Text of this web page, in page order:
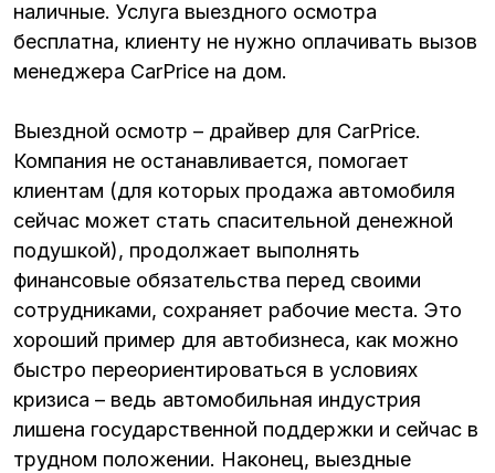
наличные. Услуга выездного осмотра
бесплатна, клиенту не нужно оплачивать вызов
менеджера CarPrice на дом.
Выездной осмотр – драйвер для CarPrice.
Компания не останавливается, помогает
клиентам (для которых продажа автомобиля
сейчас может стать спасительной денежной
подушкой), продолжает выполнять
финансовые обязательства перед своими
сотрудниками, сохраняет рабочие места. Это
хороший пример для автобизнеса, как можно
быстро переориентироваться в условиях
кризиса – ведь автомобильная индустрия
лишена государственной поддержки и сейчас в
трудном положении. Наконец, выездные